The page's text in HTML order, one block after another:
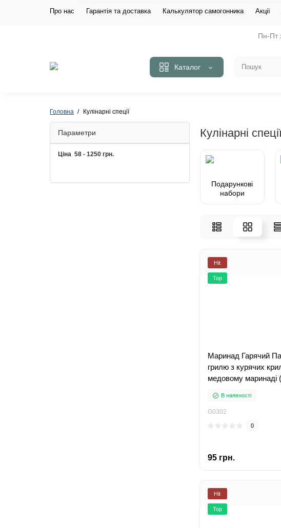
Про нас Гарантія та доставка Калькулятор самогонника Акції
Каталог
Пн-Пт
Головна Кулінарні спеції
Параметри
Ціна 58 - 1250 грн.
Кулінарні
Подарункові
набори
Hit
Top
Маринад Гарячий
грилю з курячих
медовому маринаді
В наявності
G0302
0
95 грн.
Hit
Top